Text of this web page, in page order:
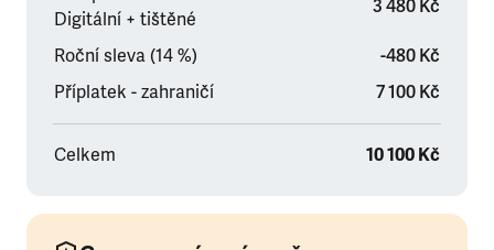
Digitální + tištěné
3 480 Kč
Roční sleva (14 %)
-480 Kč
Příplatek - zahraničí
7 100 Kč
Celkem 10 100 Kč